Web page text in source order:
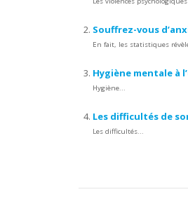
Souffrez-vous
En fait, les statistiques
Hygiène mentale à
Hygiène...
Les difficultés de
Les difficultés...